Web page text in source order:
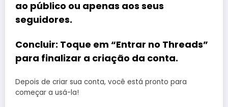
ao público ou apenas aos seus
seguidores.
Concluir: Toque em “Entrar no Threads”
para finalizar a criação da conta.
Depois de criar sua conta, você está pronto para
começar a usá-la!